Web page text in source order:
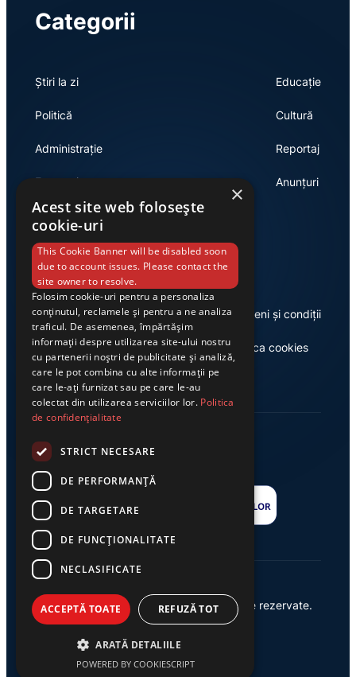
Categorii
Știri la zi
Politică
Administrație
Economie
Educație
Cultură
Reportaj
Anunțuri
Link-uri utile
Despre noi
Casa de editură Exclusiv
Termeni și condiții
Politica cookies
© 2026 Ziarul Exclusiv – Toate drepturile rezervate.
Powered by {AW}
×
Acest site web folosește
cookie-uri
This Cookie Banner will be disabled soon
due to account issues. Please contact the
site owner to resolve.
Folosim cookie-uri pentru a personaliza
conținutul, reclamele și pentru a ne analiza
traficul. De asemenea, împărtășim
informații despre utilizarea site-ului nostru
cu partenerii noștri de publicitate și analiză,
care le pot combina cu alte informații pe
care le-ați furnizat sau pe care le-au
colectat din utilizarea serviciilor lor. Politica
de confidențialitate
STRICT NECESARE
DE PERFORMANȚĂ
DE TARGETARE
DE FUNCŢIONALITATE
NECLASIFICATE
ACCEPTĂ TOATE REFUZĂ TOT
ARATĂ DETALIILE
POWERED BY COOKIESCRIPT